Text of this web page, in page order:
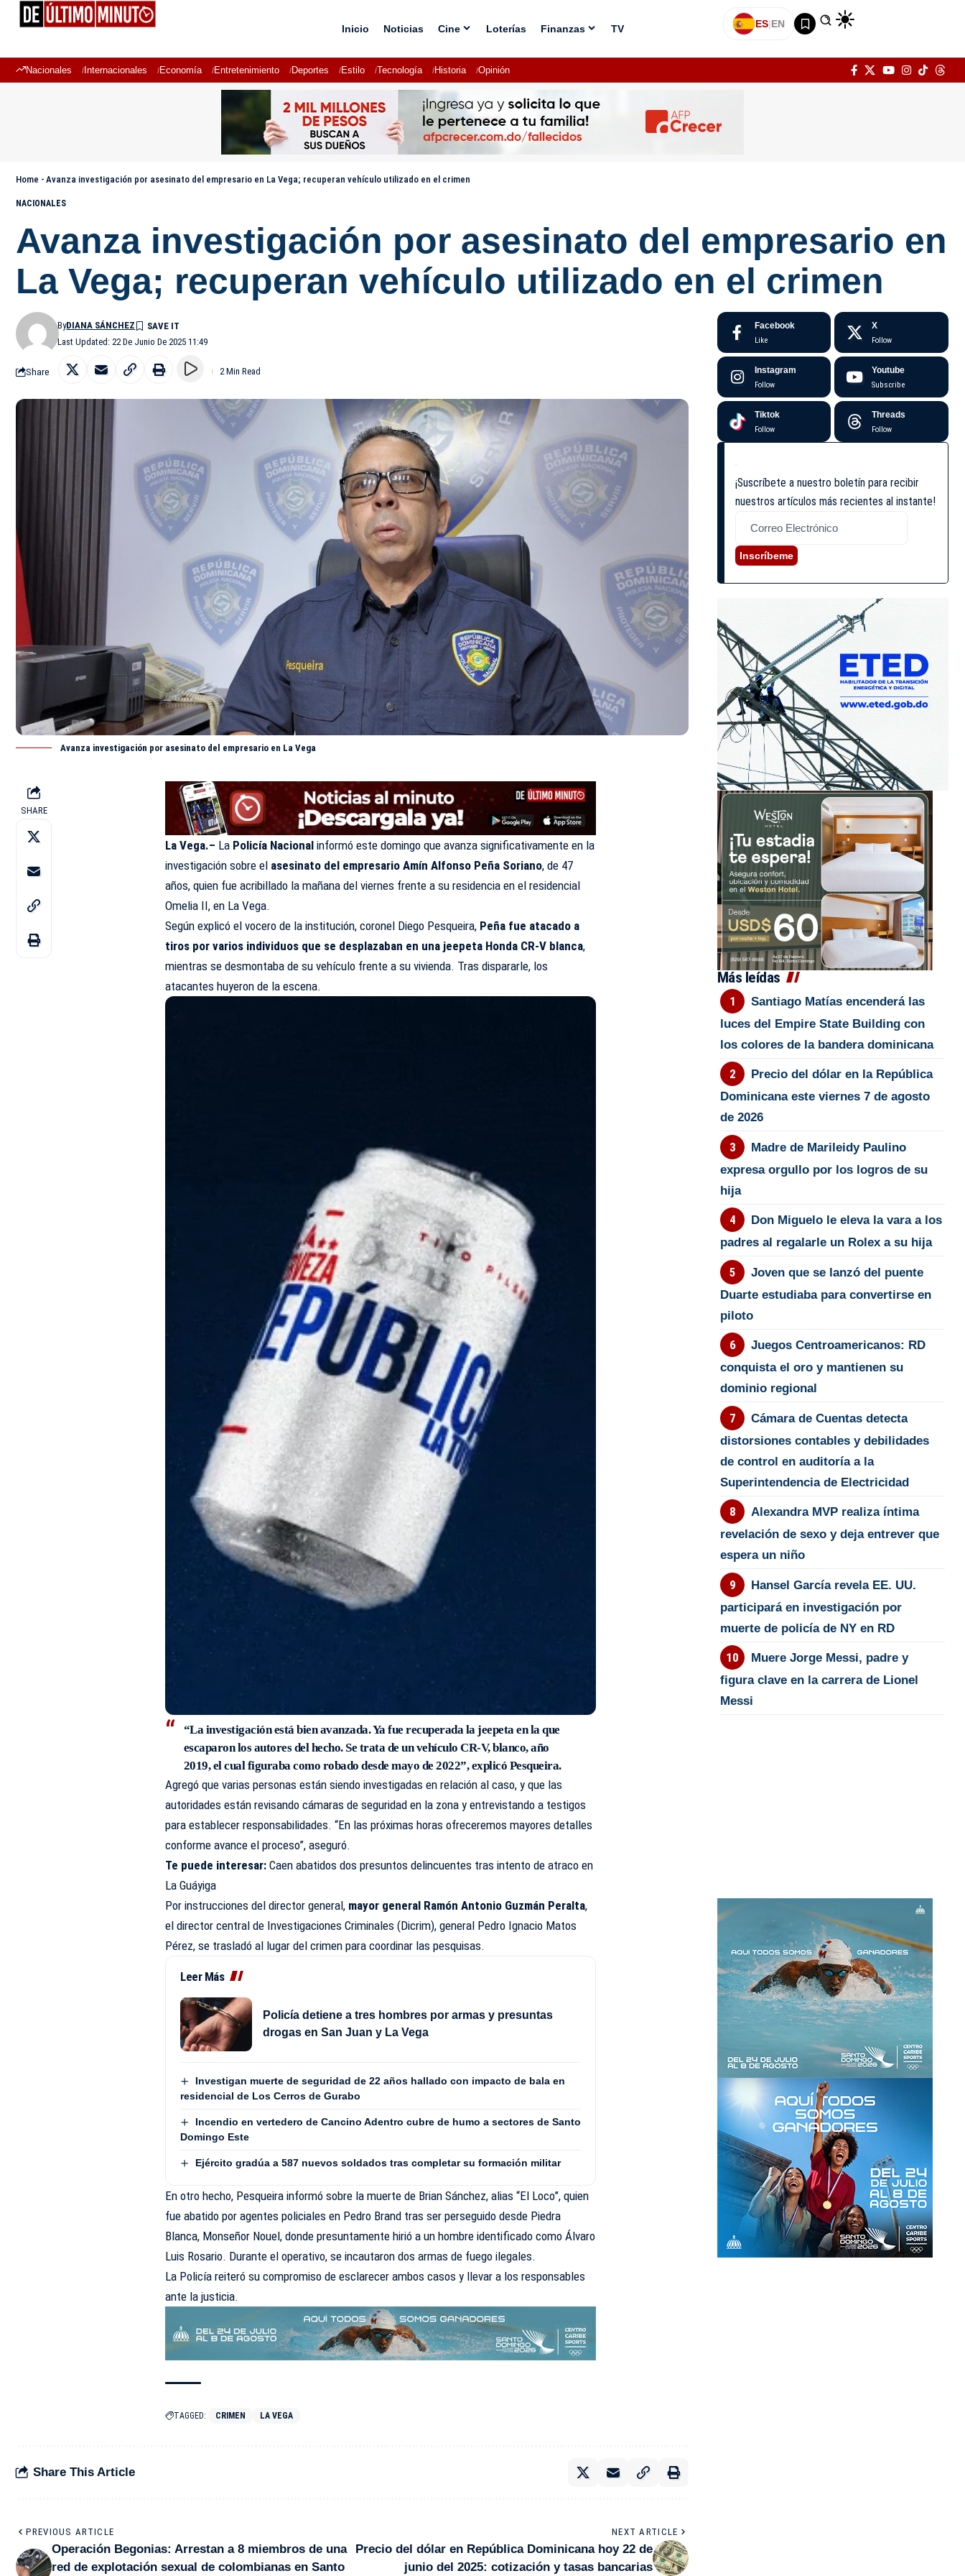
Inicio Noticias Cine Loterías Finanzas TV ES|EN
Nacionales Internacionales Economía Entretenimiento Deportes Estilo Tecnología Historia Opinión
Home - Avanza investigación por asesinato del empresario en La Vega; recuperan vehículo utilizado en el crimen
NACIONALES
Avanza investigación por asesinato del empresario en
La Vega; recuperan vehículo utilizado en el crimen
Last Updated: 22 De Junio De 2025 11:49
ByDIANA SÁNCHEZ
Share 2 Min Read
Avanza investigación por asesinato del empresario en La Vega
SHARE
La Vega.– La Policía Nacional informó este domingo que avanza significativamente en la
investigación sobre el asesinato del empresario Amín Alfonso Peña Soriano, de 47
años, quien fue acribillado la mañana del viernes frente a su residencia en el residencial
Omelia II, en La Vega.
Según explicó el vocero de la institución, coronel Diego Pesqueira, Peña fue atacado a
tiros por varios individuos que se desplazaban en una jeepeta Honda CR-V blanca,
mientras se desmontaba de su vehículo frente a su vivienda. Tras dispararle, los
atacantes huyeron de la escena.
“La investigación está bien avanzada. Ya fue recuperada la jeepeta en la que
escaparon los autores del hecho. Se trata de un vehículo CR-V, blanco, año
2019, el cual figuraba como robado desde mayo de 2022”, explicó Pesqueira.
Agregó que varias personas están siendo investigadas en relación al caso, y que las
autoridades están revisando cámaras de seguridad en la zona y entrevistando a testigos
para establecer responsabilidades. “En las próximas horas ofreceremos mayores detalles
conforme avance el proceso”, aseguró.
Te puede interesar:Caen abatidos dos presuntos delincuentes tras intento de atraco en
La Guáyiga
Por instrucciones del director general, mayor general Ramón Antonio Guzmán Peralta,
el director central de Investigaciones Criminales (Dicrim), general Pedro Ignacio Matos
Pérez, se trasladó al lugar del crimen para coordinar las pesquisas.
Leer Más
Policía detiene a tres hombres por armas y presuntas
drogas en San Juan y La Vega
Investigan muerte de seguridad de 22 años hallado con impacto de bala en
residencial de Los Cerros de Gurabo
Incendio en vertedero de Cancino Adentro cubre de humo a sectores de Santo
Domingo Este
Ejército gradúa a 587 nuevos soldados tras completar su formación militar
En otro hecho, Pesqueira informó sobre la muerte de Brian Sánchez, alias “El Loco”, quien
fue abatido por agentes policiales en Pedro Brand tras ser perseguido desde Piedra
Blanca, Monseñor Nouel, donde presuntamente hirió a un hombre identificado como Álvaro
Luis Rosario. Durante el operativo, se incautaron dos armas de fuego ilegales.
La Policía reiteró su compromiso de esclarecer ambos casos y llevar a los responsables
ante la justicia.
TAGGED: CRIMEN LA VEGA
Share This Article
PREVIOUS ARTICLE
Operación Begonias: Arrestan a 8 miembros de una
red de explotación sexual de colombianas en Santo
NEXT ARTICLE
Precio del dólar en República Dominicana hoy 22 de
junio del 2025: cotización y tasas bancarias
Facebook
Like
X
Follow
Instagram
Follow
Youtube
Subscribe
Tiktok
Follow
Threads
Follow
¡Suscríbete a nuestro boletín para recibir
nuestros artículos más recientes al instante!
Inscríbeme
Más leídas
Santiago Matías encenderá las
luces del Empire State Building con
los colores de la bandera dominicana
Precio del dólar en la República
Dominicana este viernes 7 de agosto
de 2026
Madre de Marileidy Paulino
expresa orgullo por los logros de su
hija
Don Miguelo le eleva la vara a los
padres al regalarle un Rolex a su hija
Joven que se lanzó del puente
Duarte estudiaba para convertirse en
piloto
Juegos Centroamericanos: RD
conquista el oro y mantienen su
dominio regional
Cámara de Cuentas detecta
distorsiones contables y debilidades
de control en auditoría a la
Superintendencia de Electricidad
Alexandra MVP realiza íntima
revelación de sexo y deja entrever que
espera un niño
Hansel García revela EE. UU.
participará en investigación por
muerte de policía de NY en RD
Muere Jorge Messi, padre y
figura clave en la carrera de Lionel
Messi